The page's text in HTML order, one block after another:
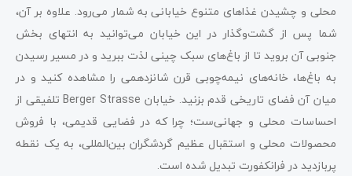
محلی و چشیدن غذاهای متنوع خیابانی به شمار می‌رود. علاوه بر آن،
شما پس از گشت‌وگذار در این خیابان می‌توانید به انتهای بخش
جنوبی آن بروید تا از باغ‌های سبک چینی لذت ببرید و در مسیر رسیدن
به باغ‌ها، خانه‌های نیمه‌چوبی قرن شانزدهمی را مشاهده کنید و در
میان آن فضای تاریخی قدم بزنید. خیابان Berger Strasse تلفیقی از
احساسات محلی و جهانی‌ست؛ چرا که در فضایی قدیمی، با فروش
محصولات محلی و استقبال عظیم گردشگران بین‌المللی، به یک نقطه
پربازدید در فرانکفورت تبدیل شده است.